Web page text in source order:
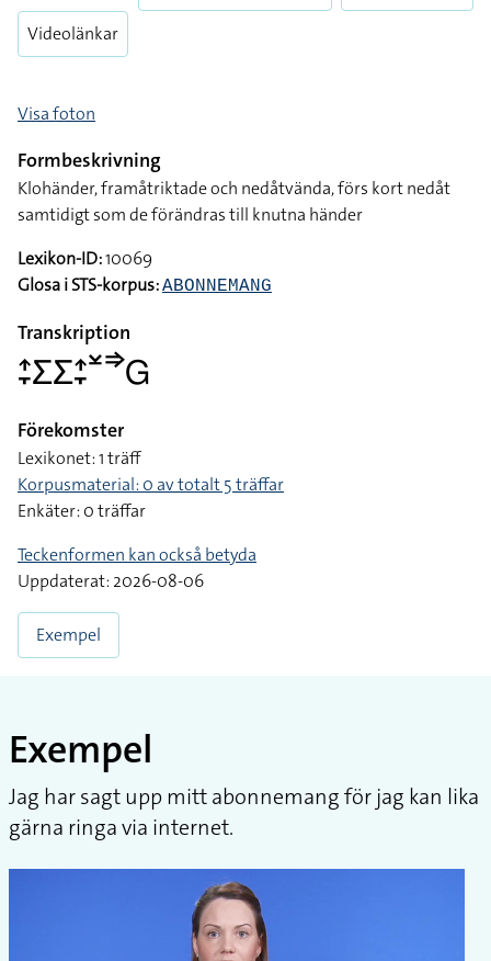
Videolänkar
Visa foton
Formbeskrivning
Klohänder, framåtriktade och nedåtvända, förs kort nedåt
samtidigt som de förändras till knutna händer
Lexikon-ID:10069
Glosa i STS-korpus:ABONNEMANG
Transkription
􌤴􌥙􌤥􌤥􌤴􌥙􌥸􌦆􌤦
Förekomster
Lexikonet: 1 träff
Korpusmaterial: 0 av totalt 5 träffar
Enkäter: 0 träffar
Teckenformen kan också betyda
Uppdaterat: 2026-08-06
Exempel
Exempel
Jag har sagt upp mitt abonnemang för jag kan lika
gärna ringa via internet.